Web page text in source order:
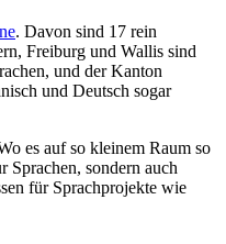
. Davon sind 17 rein
Freiburg und Wallis sind
und der Kanton
und Deutsch sogar
es auf so kleinem Raum so
Sprachen, sondern auch
für Sprachprojekte wie